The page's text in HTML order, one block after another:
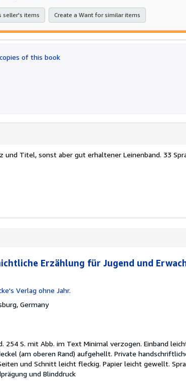
seller's items Create a Want for similar items
copies of this book
und Titel, sonst aber gut erhaltener Leinenband. 33
Erzählung für Jugend und
Verlag ohne Jahr.
Germany
254 S. mit Abb. im Text Minimal verzogen. Einband
(am oberen Rand) aufgehellt. Private
und Schnitt leicht fleckig. Papier leicht gewellt.
und Blinddruck